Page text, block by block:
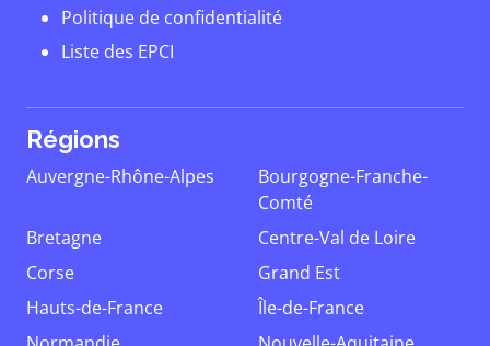
Politique de confidentialité
Liste des EPCI
Régions
Auvergne-Rhône-Alpes
Bourgogne-Franche-
Comté
Bretagne
Centre-Val de Loire
Corse
Grand Est
Hauts-de-France
Île-de-France